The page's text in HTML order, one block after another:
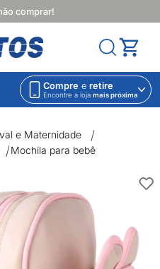
comprar!
Compre e retire
Encontre a loja mais próxima
e Maternidade
Mochila para bebê